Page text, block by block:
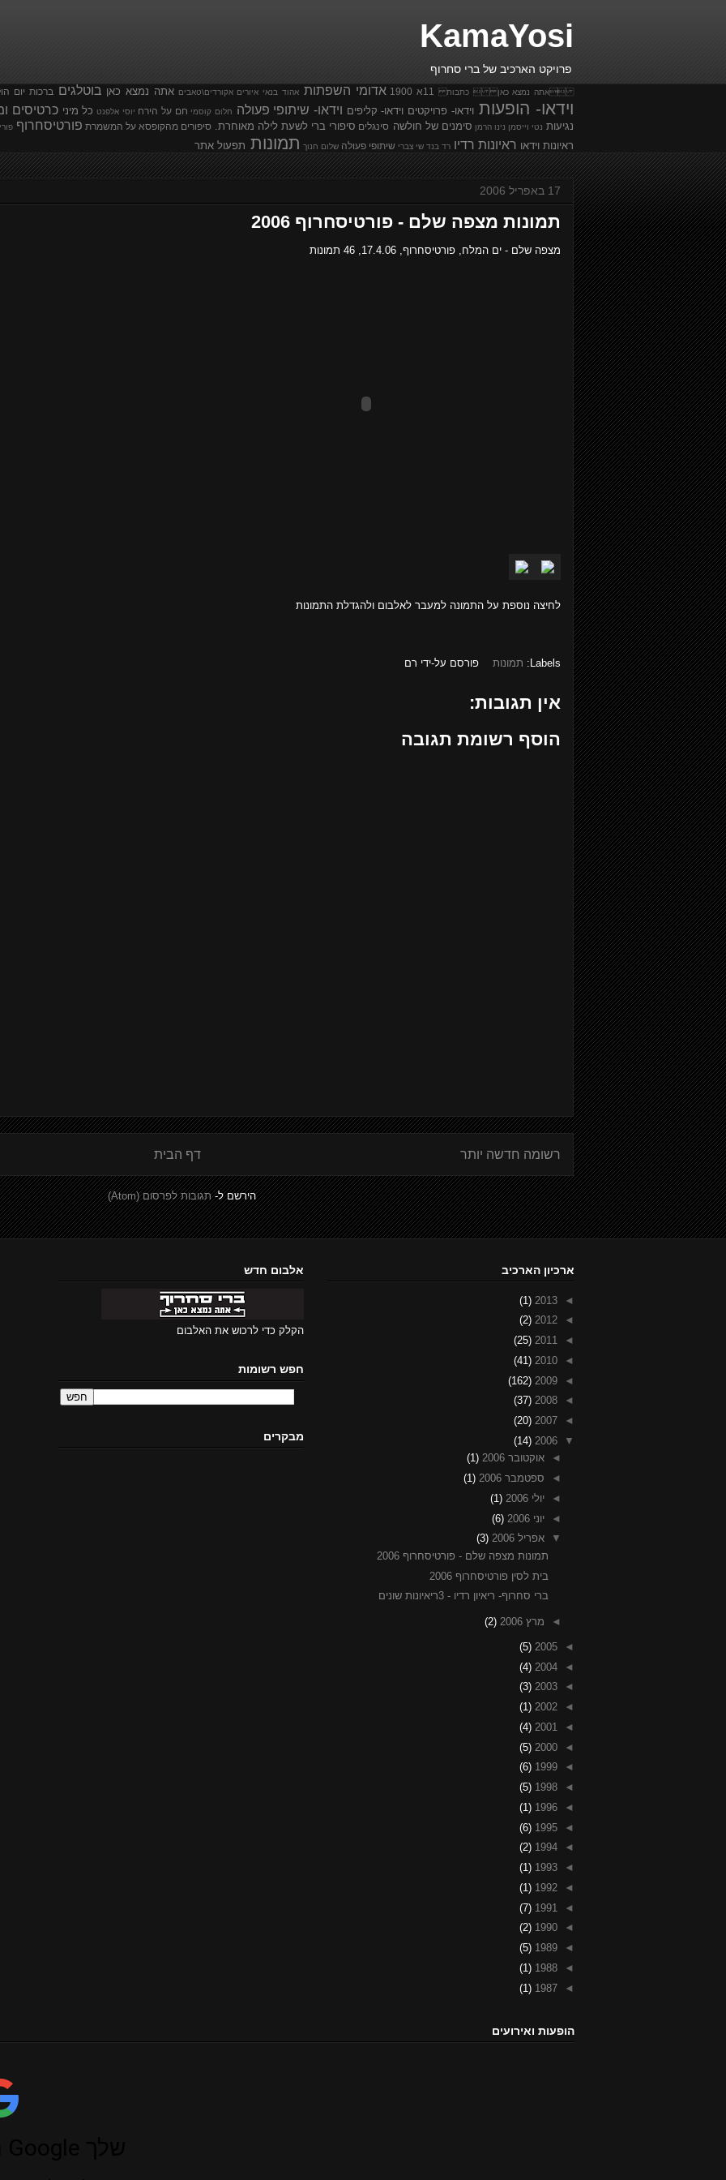
KamaYosi
פרויקט הארכיב של ברי סחרוף
אתה נמצא כאן  כתבות 11א 1900 אדומי השפתות אהוד בנאי איורים אקורדים\טאבים אתה נמצא כאן בוטלגים ברכות יום
וידאו- הופעות וידאו- פרויקטים וידאו- קליפים וידאו- שיתופי פעולה חלום קוסמי חם על הירח יוסי אלפנט כל מיני כרטיסים
נגיעות נטי וייסמן נינו הרמן סימנים של חולשה סינגלים סיפורי ברי לשעת לילה מאוחרת. סיפורים מהקופסא על המשמרת פורטיסחרוף
ראיונות וידאו ראיונות רדיו רד בנד שי צברי שיתופי פעולה שלום חנוך תמונות תפעול אתר
17 באפריל 2006
תמונות מצפה שלם - פורטיסחרוף 2006
מצפה שלם - ים המלח, פורטיסחרוף, 17.4.06, 46 תמונות
לחיצה נוספת על התמונה למעבר לאלבום ולהגדלת התמונות
Labels: תמונות פורסם על-ידי רם
אין תגובות:
הוסף רשומת תגובה
רשומה חדשה יותר דף הבית
הירשם ל-תגובות לפרסום (Atom)
ארכיון הארכיב
◄
2013
(1)
◄
2012
(2)
◄
2011
(25)
◄
2010
(41)
◄
2009
(162)
◄
2008
(37)
◄
2007
(20)
▼
2006
(14)
◄ אוקטובר 2006
(1)
◄ ספטמבר 2006
(1)
◄ יולי 2006
(1)
◄ יוני 2006
(6)
▼ אפריל 2006
(3)
תמונות מצפה שלם - פורטיסחרוף 2006
בית לסין פורטיסחרוף 2006
ברי סחרוף- ריאיון רדיו - 3ריאיונות שונים
◄ מרץ 2006 (2)
◄
2005
(5)
◄
2004
(4)
◄
2003
(3)
◄
2002
(1)
◄
2001
(4)
◄
2000
(5)
◄
1999
(6)
◄
1998
(5)
◄
1996
(1)
◄
1995
(6)
◄
1994
(2)
◄
1993
(1)
◄
1992
(1)
◄
1991
(7)
◄
1990
(2)
◄
1989
(5)
◄
1988
(1)
◄
1987
(1)
אלבום חדש
הקלק כדי לרכוש את האלבום
חפש רשומות
מבקרים
הופעות ואירועים